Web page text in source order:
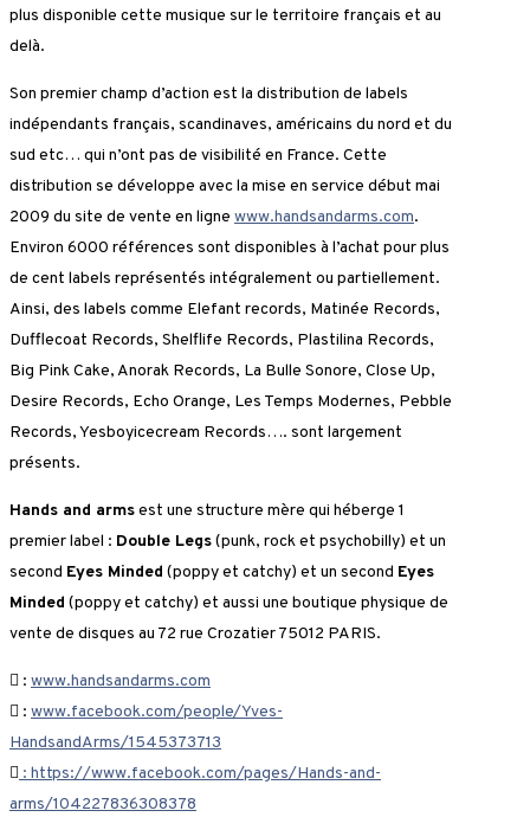
plus disponible cette musique sur le territoire français et au
delà.
Son premier champ d’action est la distribution de labels
indépendants français, scandinaves, américains du nord et du
sud etc… qui n’ont pas de visibilité en France. Cette
distribution se développe avec la mise en service début mai
2009 du site de vente en ligne www.handsandarms.com.
Environ 6000 références sont disponibles à l’achat pour plus
de cent labels représentés intégralement ou partiellement.
Ainsi, des labels comme Elefant records, Matinée Records,
Dufflecoat Records, Shelflife Records, Plastilina Records,
Big Pink Cake, Anorak Records, La Bulle Sonore, Close Up,
Desire Records, Echo Orange, Les Temps Modernes, Pebble
Records, Yesboyicecream Records…. sont largement
présents.
Hands and armsest une structure mère qui héberge 1
premier label : Double Legs(punk, rock et psychobilly) et un
second Eyes Minded (poppy et catchy) et un second Eyes
Minded (poppy et catchy) et aussi une boutique physique de
vente de disques au 72 rue Crozatier 75012 PARIS.
: www.handsandarms.com
: www.facebook.com/people/Yves-
HandsandArms/1545373713
: https://www.facebook.com/pages/Hands-and-
arms/104227836308378